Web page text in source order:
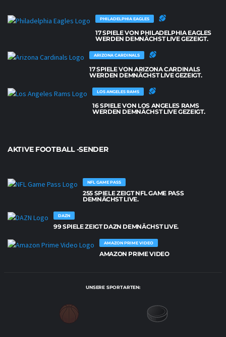
PHILADELPHIA EAGLES
17 SPIELE VON PHILADELPHIA EAGLES
WERDEN DEMNÄCHST LIVE GEZEIGT.
ARIZONA CARDINALS
17 SPIELE VON ARIZONA CARDINALS
WERDEN DEMNÄCHST LIVE GEZEIGT.
LOS ANGELES RAMS
16 SPIELE VON LOS ANGELES RAMS
WERDEN DEMNÄCHST LIVE GEZEIGT.
AKTIVE FOOTBALL -SENDER
NFL GAME PASS
255 SPIELE ZEIGT NFL GAME PASS
DEMNÄCHST LIVE.
DAZN
99 SPIELE ZEIGT DAZN DEMNÄCHST LIVE.
AMAZON PRIME VIDEO
AMAZON PRIME VIDEO
UNSERE SPORTARTEN: